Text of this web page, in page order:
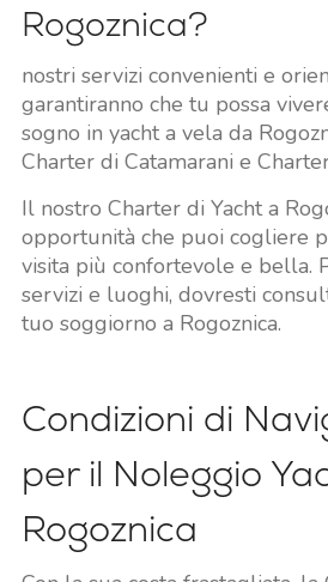
Rogoznica?
nostri servizi convenienti e
garantiranno che tu possa
sogno in yacht a vela da
Charter di Catamarani e
Il nostro Charter di Yacht a
opportunità che puoi cogliere
visita più confortevole e bella.
servizi e luoghi, dovresti
tuo soggiorno a Rogoznica.
Condizioni di
per il Noleggio
Rogoznica